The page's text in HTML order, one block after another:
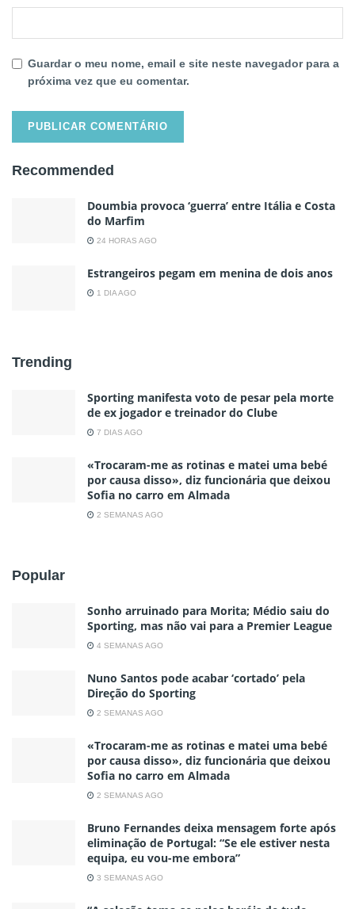
Guardar o meu nome, email e site neste navegador para a
próxima vez que eu comentar.
Recommended
Doumbia provoca ‘guerra’ entre Itália e Costa
do Marfim
24 HORAS AGO
Estrangeiros pegam em menina de dois anos
1 DIA AGO
Trending
Sporting manifesta voto de pesar pela morte
de ex jogador e treinador do Clube
7 DIAS AGO
«Trocaram-me as rotinas e matei uma bebé
por causa disso», diz funcionária que deixou
Sofia no carro em Almada
2 SEMANAS AGO
Popular
Sonho arruinado para Morita; Médio saiu do
Sporting, mas não vai para a Premier League
4 SEMANAS AGO
Nuno Santos pode acabar ‘cortado’ pela
Direção do Sporting
2 SEMANAS AGO
«Trocaram-me as rotinas e matei uma bebé
por causa disso», diz funcionária que deixou
Sofia no carro em Almada
2 SEMANAS AGO
Bruno Fernandes deixa mensagem forte após
eliminação de Portugal: “Se ele estiver nesta
equipa, eu vou-me embora”
3 SEMANAS AGO